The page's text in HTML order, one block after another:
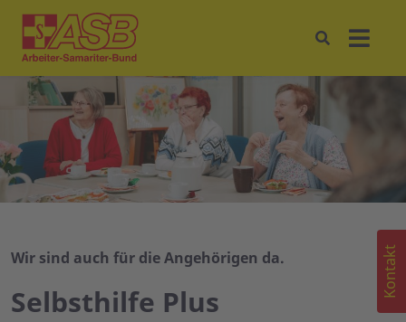
Wir sind auch für die Angehörigen da.
Selbsthilfe Plus
Kontakt